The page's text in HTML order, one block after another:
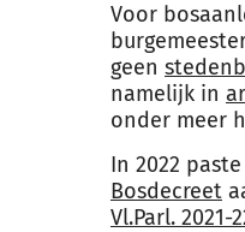
Voor
geen
namelijk in
onder meer
In 2022
Bosdecreet
Vl.Parl. 2021-